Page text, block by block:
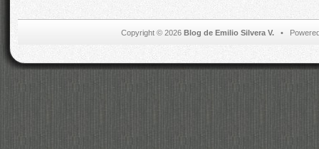
Copyright © 2026 Blog de Emilio Silvera V.•